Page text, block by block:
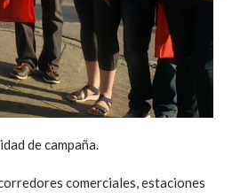
de campaña.
comerciales, estaciones